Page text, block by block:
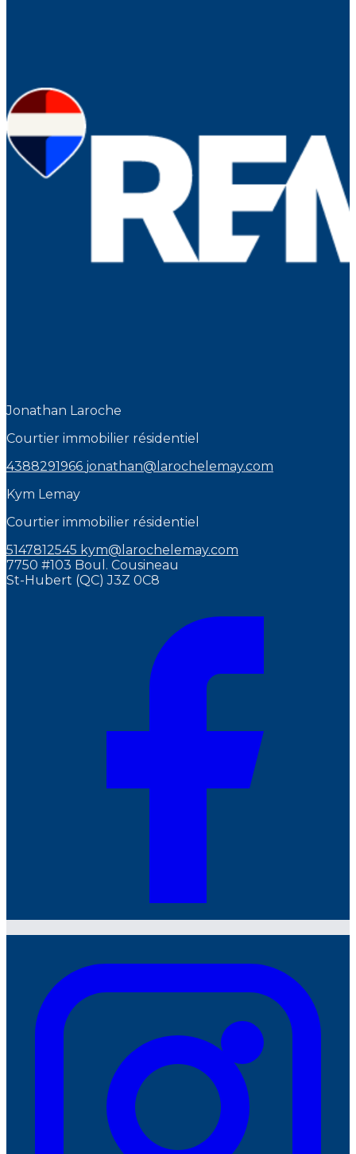
Jonathan Laroche
Courtier immobilier résidentiel
4388291966 jonathan@larochelemay.com
Kym Lemay
Courtier immobilier résidentiel
5147812545 kym@larochelemay.com
7750 #103 Boul. Cousineau
St-Hubert (QC) J3Z 0C8